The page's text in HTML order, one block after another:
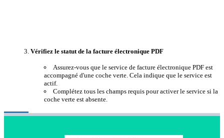
Vérifiez le statut de la facture électronique PDF
Assurez-vous que le service de facture électronique PDF est
accompagné d'une coche verte. Cela indique que le service est
actif.
Complétez tous les champs requis pour activer le service si la
coche verte est absente.